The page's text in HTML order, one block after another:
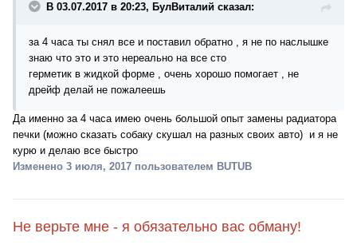
В 03.07.2017 в 20:23, БулВиталий сказал:
за 4 часа ты снял все и поставил обратно , я не по наслышке
знаю что это и это нереально на все сто
герметик в жидкой форме , очень хорошо помогает , не
дрейф делай не пожалеешь
Да именно за 4 часа имею очень большой опыт замены радиатора
печки (можно сказать собаку скушал на разных своих авто) и я не
курю и делаю все быстро
Изменено 3 июля, 2017 пользователем BUTUB
Не верьте мне - я обязательно вас обману!